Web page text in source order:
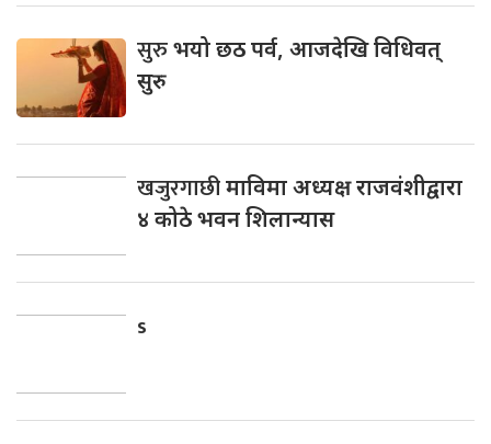
सुरुभयो छठ पर्व, आजदेखि विधिवत्
सुरु
खजुरगाछीमाविमा अध्यक्ष राजवंशीद्वारा
४ कोठे भवन शिलान्यास
s